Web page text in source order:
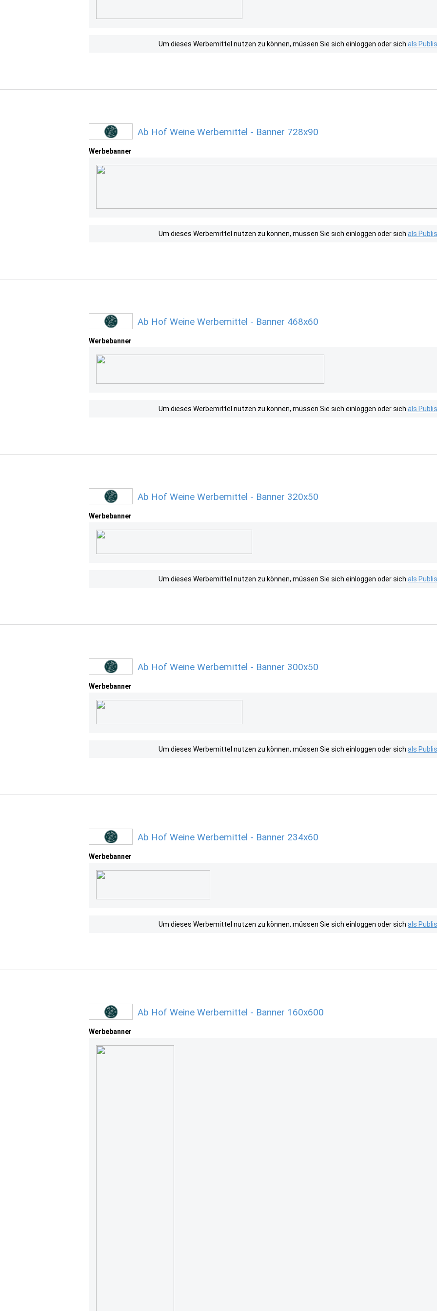
Um dieses Werbemittel nutzen zu können, müssen Sie sich einloggen oder sich als
Ab Hof Weine Werbemittel - Banner 728x90
Werbebanner
Um dieses Werbemittel nutzen zu können, müssen Sie sich einloggen oder sich als
Ab Hof Weine Werbemittel - Banner 468x60
Werbebanner
Um dieses Werbemittel nutzen zu können, müssen Sie sich einloggen oder sich als
Ab Hof Weine Werbemittel - Banner 320x50
Werbebanner
Um dieses Werbemittel nutzen zu können, müssen Sie sich einloggen oder sich als
Ab Hof Weine Werbemittel - Banner 300x50
Werbebanner
Um dieses Werbemittel nutzen zu können, müssen Sie sich einloggen oder sich als
Ab Hof Weine Werbemittel - Banner 234x60
Werbebanner
Um dieses Werbemittel nutzen zu können, müssen Sie sich einloggen oder sich als
Ab Hof Weine Werbemittel - Banner 160x600
Werbebanner